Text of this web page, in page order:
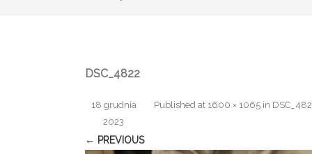
DSC_4822
Published
18 grudnia
2023
at 1600 × 1065 in
← PREVIOUS